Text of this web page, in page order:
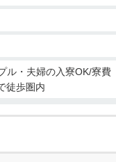
ル・夫婦の入寮OK/寮費
徒歩圏内